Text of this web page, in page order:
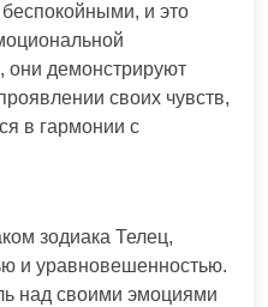
и это
они демонстрируют
своих чувств,
в гармонии с
зодиака Телец,
и уравновешенностью.
над своими эмоциями